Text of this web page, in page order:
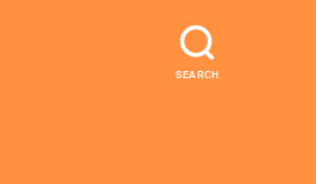
SEARCH